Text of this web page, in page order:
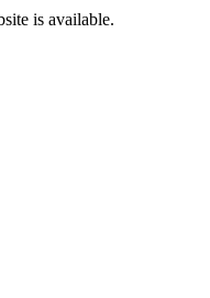
is available.